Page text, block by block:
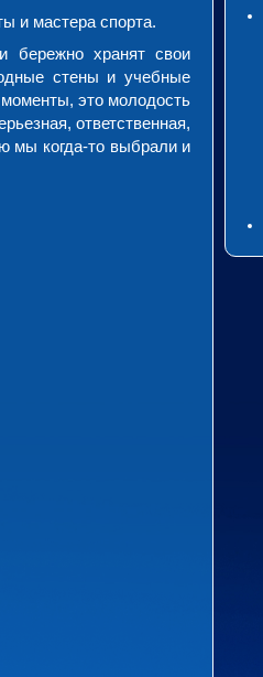
и мастера спорта.
бережно хранят свои
стены и учебные
это молодость
ответственная,
мы когда-то выбрали и